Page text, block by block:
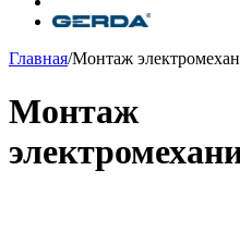
Главная/Монтаж
Монтаж